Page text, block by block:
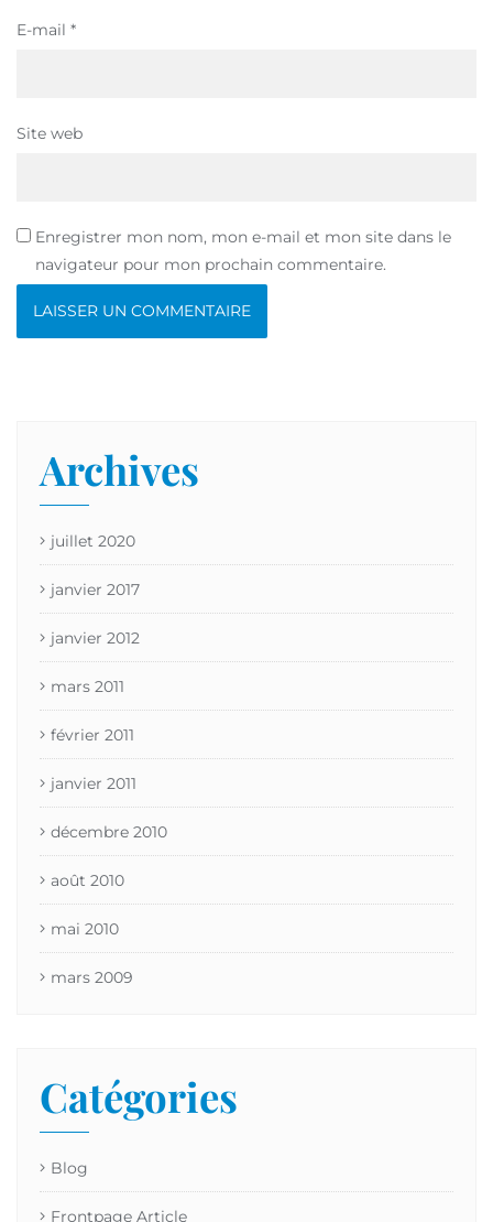
E-mail *
Site web
Enregistrer mon nom, mon e-mail et mon site dans le
navigateur pour mon prochain commentaire.
Archives
juillet 2020
janvier 2017
janvier 2012
mars 2011
février 2011
janvier 2011
décembre 2010
août 2010
mai 2010
mars 2009
Catégories
Blog
Frontpage Article